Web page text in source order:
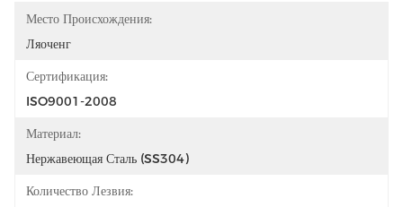
Место Происхождения:
Ляоченг
Сертификация:
ISO9001-2008
Материал:
Нержавеющая Сталь (SS304)
Количество Лезвия: